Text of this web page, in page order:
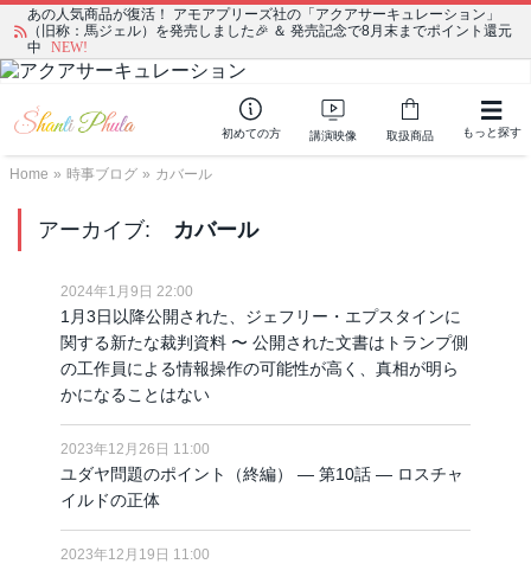
あの人気商品が復活！ アモアプリーズ社の「アクアサーキュレーション」
（旧称：馬ジェル）を発売しました🎉 ＆ 発売記念で8月末までポイント還元
中
NEW!
初めての方 講演映像 取扱商品 もっと探す
Home » 時事ブログ » カバール
アーカイブ: カバール
2024年1月9日 22:00
1月3日以降公開された、ジェフリー・エプスタインに
関する新たな裁判資料 〜 公開された文書はトランプ側
の工作員による情報操作の可能性が高く、真相が明ら
かになることはない
2023年12月26日 11:00
ユダヤ問題のポイント（終編） ― 第10話 ― ロスチャ
イルドの正体
2023年12月19日 11:00